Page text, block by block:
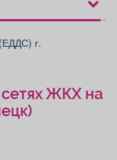
г.
ЖКХ на